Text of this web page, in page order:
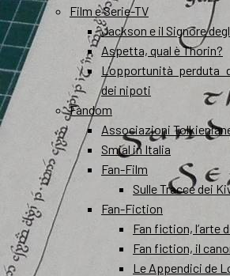
Film e Serie-TV
Jackson e il Signore
Aspetta, qual è Thorin?
L’opportunità
dei nipoti
Fandom
Associazioni
Smial in Italia
Fan-Film
Sulle Tracce dei
Fan-Fiction
Fan fiction, l’arte
Fan fiction, il
Le Appendici de